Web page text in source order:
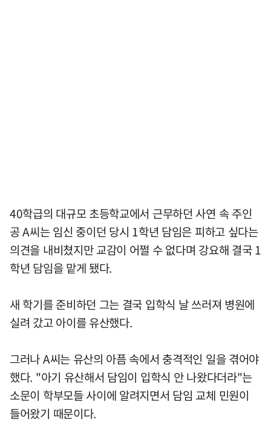
40학급의 대규모 초등학교에서 근무하던 사연 속 주인
공 A씨는 임신 중이던 당시 1학년 담임은 피하고 싶다는
의견을 내비쳤지만 교감이 어쩔 수 없다며 강요해 결국 1
학년 담임을 맡게 됐다.
새 학기를 준비하던 그는 결국 입학식 날 쓰러져 병원에
실려 갔고 아이를 유산했다.
그러나 A씨는 유산의 아픔 속에서 충격적인 일을 겪어야
했다. "아기 유산해서 담임이 입학식 안 나왔다더라"는
소문이 학부모들 사이에 알려지면서 담임 교체 민원이
들어왔기 때문이다.